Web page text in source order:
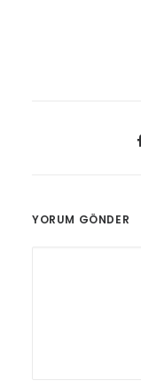
YORUM GÖNDER